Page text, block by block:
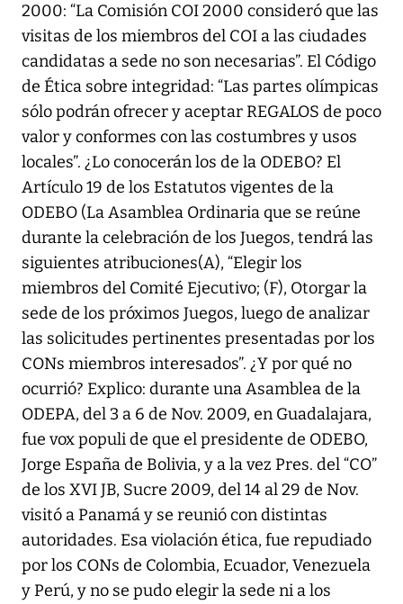
2000: “La Comisión COI 2000 consideró que las
visitas de los miembros del COI a las ciudades
candidatas a sede no son necesarias”. El Código
de Ética sobre integridad: “Las partes olímpicas
sólo podrán ofrecer y aceptar REGALOS de poco
valor y conformes con las costumbres y usos
locales”. ¿Lo conocerán los de la ODEBO? El
Artículo 19 de los Estatutos vigentes de la
ODEBO (La Asamblea Ordinaria que se reúne
durante la celebración de los Juegos, tendrá las
siguientes atribuciones(A), “Elegir los
miembros del Comité Ejecutivo; (F), Otorgar la
sede de los próximos Juegos, luego de analizar
las solicitudes pertinentes presentadas por los
CONs miembros interesados”. ¿Y por qué no
ocurrió? Explico: durante una Asamblea de la
ODEPA, del 3 a 6 de Nov. 2009, en Guadalajara,
fue vox populi de que el presidente de ODEBO,
Jorge España de Bolivia, y a la vez Pres. del “CO”
de los XVI JB, Sucre 2009, del 14 al 29 de Nov.
visitó a Panamá y se reunió con distintas
autoridades. Esa violación ética, fue repudiado
por los CONs de Colombia, Ecuador, Venezuela
y Perú, y no se pudo elegir la sede ni a los